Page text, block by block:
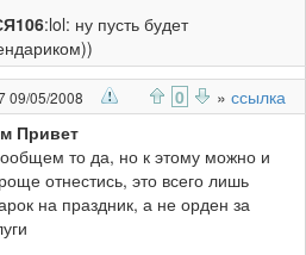
:lol: ну пусть будет
09/05/2008 0 » ссылка
Привет
то да, но к этому можно и
отнестись, это всего лишь
на праздник, а не орден за